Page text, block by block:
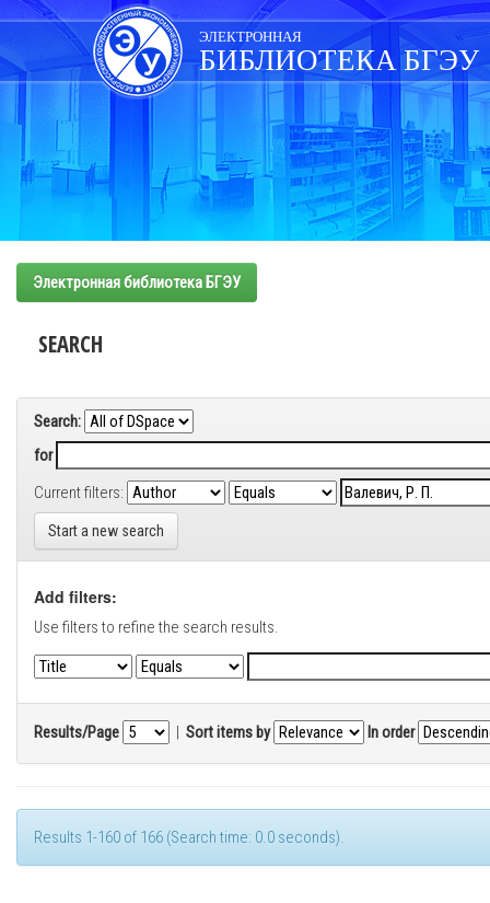
Skip
navigation
ЭЛЕКТРОННАЯ
БИБЛИОТЕКА БГЭУ
Электронная библиотека БГЭУ
SEARCH
Search:
for
Current filters:
Start a new search
Add filters:
Use filters to refine the search results.
Results/Page | Sort items by In order
Results 1-160 of 166 (Search time: 0.0 seconds).